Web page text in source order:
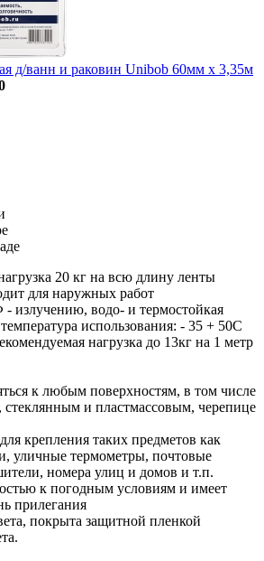
д/ванн и раковин Unibob 60мм х 3,35м
20 кг на всю длину ленты
для наружных работ
излучению, водо- и термостойкая
использования: - 35 + 50С
нагрузка до 13кг на 1 метр
к любым поверхностям, в том числе
стеклянным и пластмассовым, черепице
крепления таких предметов как
уличные термометры, почтовые
номера улиц и домов и т.п.
к погодным условиям и имеет
прилегания
покрыта защитной пленкой